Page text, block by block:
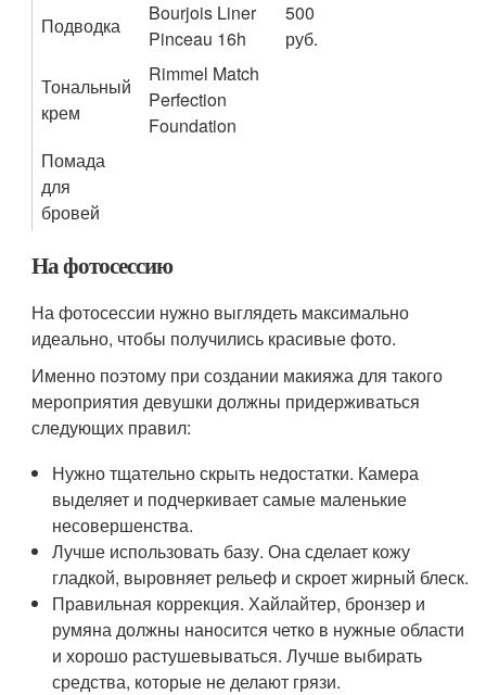
Подводка
Bourjois Liner
Pinceau 16h
500
руб.
Тональный
крем
Rimmel Match
Perfection
Foundation
Помада
для
бровей
На фотосессию
На фотосессии нужно выглядеть максимально
идеально, чтобы получились красивые фото.
Именно поэтому при создании макияжа для такого
мероприятия девушки должны придерживаться
следующих правил:
Нужно тщательно скрыть недостатки. Камера
выделяет и подчеркивает самые маленькие
несовершенства.
Лучше использовать базу. Она сделает кожу
гладкой, выровняет рельеф и скроет жирный блеск.
Правильная коррекция. Хайлайтер, бронзер и
румяна должны наносится четко в нужные области
и хорошо растушевываться. Лучше выбирать
средства, которые не делают грязи.